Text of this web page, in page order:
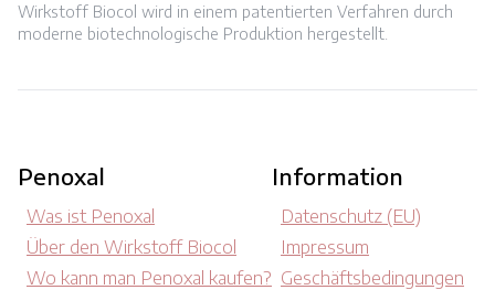
Wirkstoff Biocol wird in einem patentierten Verfahren durch
moderne biotechnologische Produktion hergestellt.
Penoxal
Was ist Penoxal
Über den Wirkstoff Biocol
Wo kann man Penoxal kaufen?
Information
Datenschutz (EU)
Impressum
Geschäftsbedingungen